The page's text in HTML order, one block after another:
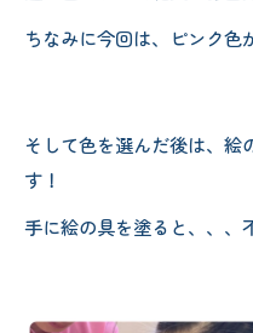
ちなみに今回は、ピンク色
そして色を選んだ後は、絵
す！
手に絵の具を塗ると、、